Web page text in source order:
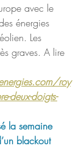
avec le
énergies
Les
graves. A lire
roy
deux-doigts-
la semaine
blackout